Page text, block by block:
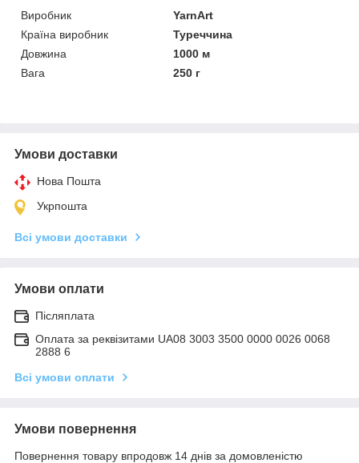
Виробник
YarnArt
Країна виробник
Туреччина
Довжина
1000 м
Вага
250 г
Умови доставки
Нова Пошта
Укрпошта
Всі умови доставки
Умови оплати
Післяплата
Оплата за реквізитами UA08 3003 3500 0000 0026 0068
2888 6
Всі умови оплати
Умови повернення
Повернення товару впродовж 14 днів за домовленістю